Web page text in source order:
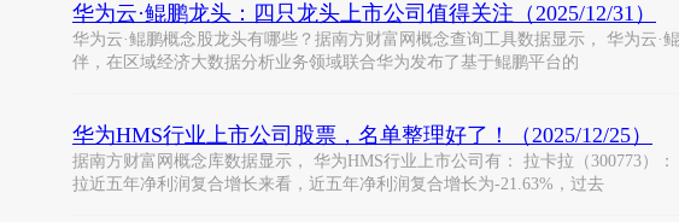
华为云·鲲鹏龙头：四只龙头上市公司值得关注（2025/12/31）
华为云·鲲鹏概念股龙头有哪些？据南方财富网概念查询工具数据显示， 华为云·
伴，在区域经济大数据分析业务领域联合华为发布了基于鲲鹏平台的
华为HMS行业上市公司股票，名单整理好了！（2025/12/25）
据南方财富网概念库数据显示， 华为HMS行业上市公司有： 拉卡拉（300773）
拉近五年净利润复合增长来看，近五年净利润复合增长为-21.63%，过去